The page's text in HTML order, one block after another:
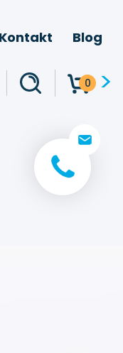
Kontakt Blog
0 >
+ 48 22 266
info@bagpack.pl